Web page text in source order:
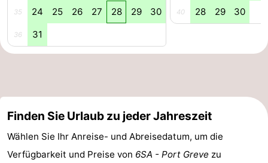
Hollands
Duin
Noordwijk
Katwijk
Den
Haag
-
Rotterdam
-
35 24 25 26 27 28 29 30
36 31
40 28 29 30
Finden Sie Urlaub zu jeder Jahreszeit
Wählen Sie Ihr Anreise- und Abreisedatum, um die
Verfügbarkeit und Preise von 6SA - Port Greve zu